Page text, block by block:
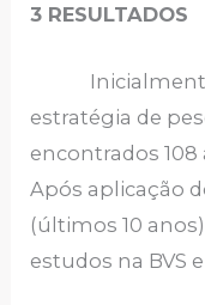
3 RESULTADOS
estratégia de
encontrados 108
Após aplicação
(últimos 10
estudos na BVS